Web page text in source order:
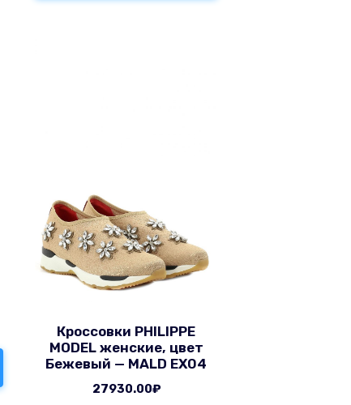
Кроссовки PHILIPPE
MODEL женские, цвет
Бежевый — MALD EX04
27930.00₽